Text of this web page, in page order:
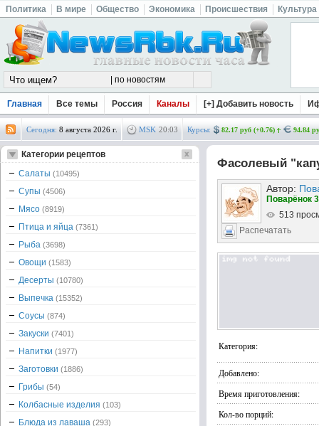
Политика В мире Общество Экономика Происшествия Культура
Главная Все темы Россия Каналы [+] Добавить новость
Сегодня: 8 августа 2026 г. MSK 20:03 Курсы: 82.17 руб (+0.76) 94.84
Фасолевый
Автор:
Поварёнок
513
Распечатать
Категория:
Добавлено:
Время приготовления:
Кол-во порций:
Категории рецептов
Салаты (10495)
Супы (4506)
Мясо (8919)
Птица и яйца (7361)
Рыба (3698)
Овощи (1583)
Десерты (10780)
Выпечка (15352)
Соусы (874)
Закуски (7401)
Напитки (1977)
Заготовки (1886)
Грибы (54)
Колбасные изделия (103)
Блюда из лаваша (293)